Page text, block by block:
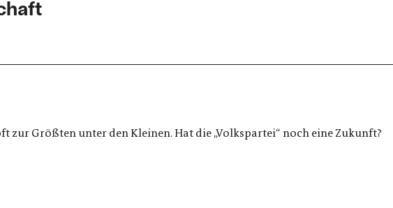
zur Größten unter den Kleinen. Hat die „Volkspartei“ noch eine Zukunft?